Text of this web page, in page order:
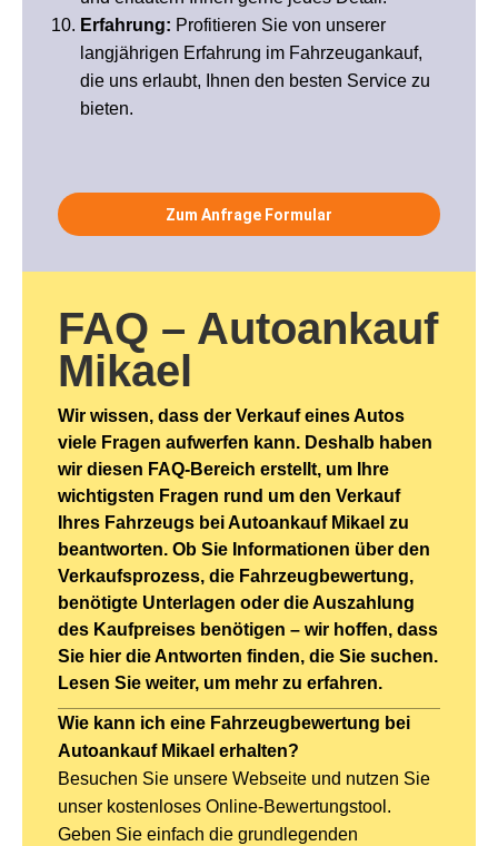
Erfahrung: Profitieren Sie von unserer
langjährigen Erfahrung im Fahrzeugankauf,
die uns erlaubt, Ihnen den besten Service zu
bieten.
Zum Anfrage Formular
FAQ – Autoankauf
Mikael
Wir wissen, dass der Verkauf eines Autos
viele Fragen aufwerfen kann. Deshalb haben
wir diesen FAQ-Bereich erstellt, um Ihre
wichtigsten Fragen rund um den Verkauf
Ihres Fahrzeugs bei Autoankauf Mikael zu
beantworten. Ob Sie Informationen über den
Verkaufsprozess, die Fahrzeugbewertung,
benötigte Unterlagen oder die Auszahlung
des Kaufpreises benötigen – wir hoffen, dass
Sie hier die Antworten finden, die Sie suchen.
Lesen Sie weiter, um mehr zu erfahren.
Wie kann ich eine Fahrzeugbewertung bei
Autoankauf Mikael erhalten?
Besuchen Sie unsere Webseite und nutzen Sie
unser kostenloses Online-Bewertungstool.
Geben Sie einfach die grundlegenden